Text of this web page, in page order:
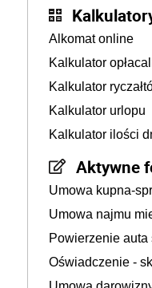
Alkomat online
Kalkulator
Kalkulator
Kalkulator urlopu
Kalkulator ilości
Aktywne
Umowa kupna-
Umowa najmu
Powierzenie auta
Oświadczenie -